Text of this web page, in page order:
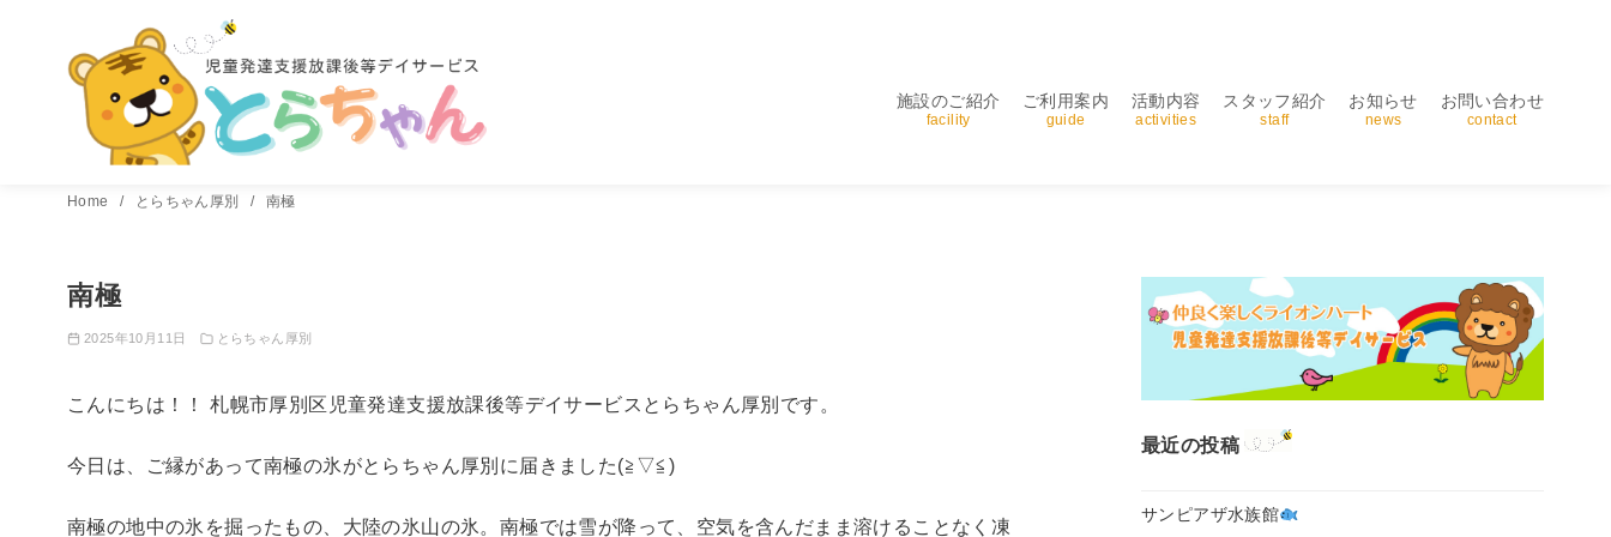
施設のご紹介
facility
ご利用案内
guide
活動内容
activities
スタッフ紹介
staff
お知らせ
news
お問い合わせ
contact
Home とらちゃん厚別 南極
南極
2025年10月11日 とらちゃん厚別
こんにちは！！ 札幌市厚別区児童発達支援放課後等デイサービスとらちゃん厚別です。
今日は、ご縁があって南極の氷がとらちゃん厚別に届きました(≧▽≦)
南極の地中の氷を掘ったもの、大陸の氷山の氷。南極では雪が降って、空気を含んだまま溶けることなく凍
最近の投稿
サンピアザ水族館